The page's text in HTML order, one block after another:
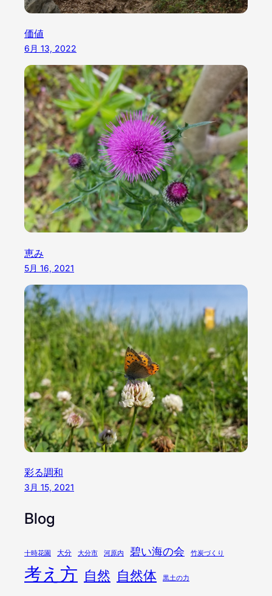
価値
6月 13, 2022
恵み
5月 16, 2021
彩る調和
3月 15, 2021
Blog
十時花園 大分 大分市 河原内 碧い海の会 竹炭づくり
考え方 自然 自然体 黒土の力